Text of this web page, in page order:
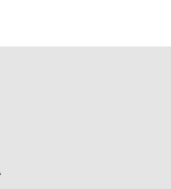
须加试两门本专业硕
1.考生总成绩由材料
：总成绩 = 材料评议
“全面衡量、择优录
考生总成绩、思想
。3.拟录取考生须在
求，加快布局新兴交
养全过程，着力提升
应用性与实践性。在
养定位。目前已建成